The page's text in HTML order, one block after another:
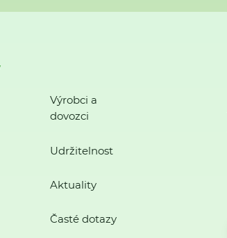
Výrobci a
dovozci
Udržitelnost
Aktuality
Časté dotazy